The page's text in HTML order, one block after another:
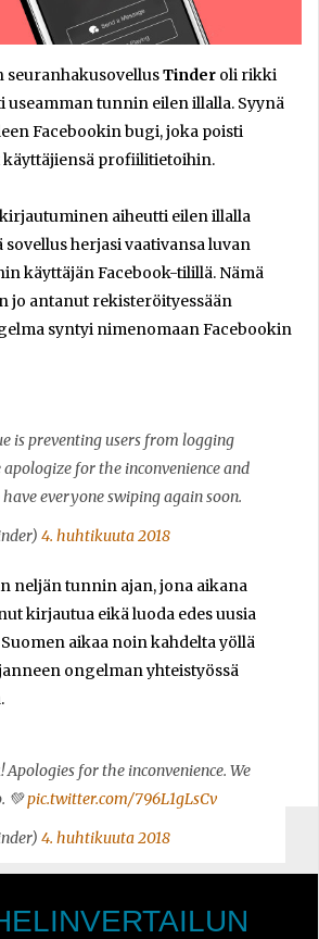
seuranhakusovellusTinder oli rikki
useamman tunnin eilen illalla. Syynä
Facebookin bugi, joka poisti
profiilitietoihin.
aiheutti eilen illalla
herjasi vaativansa luvan
käyttäjän Facebook-tilillä. Nämä
jo antanut rekisteröityessään
syntyi nimenomaan Facebookin
is preventing users from logging
apologize for the inconvenience and
everyone swiping again soon.
4. huhtikuuta 2018
neljän tunnin ajan, jona aikana
kirjautua eikä luoda edes uusia
aikaa noin kahdelta yöllä
ongelman yhteistyössä
Apologies for the inconvenience. We
💚pic.twitter.com/796L1gLsCv
4. huhtikuuta 2018